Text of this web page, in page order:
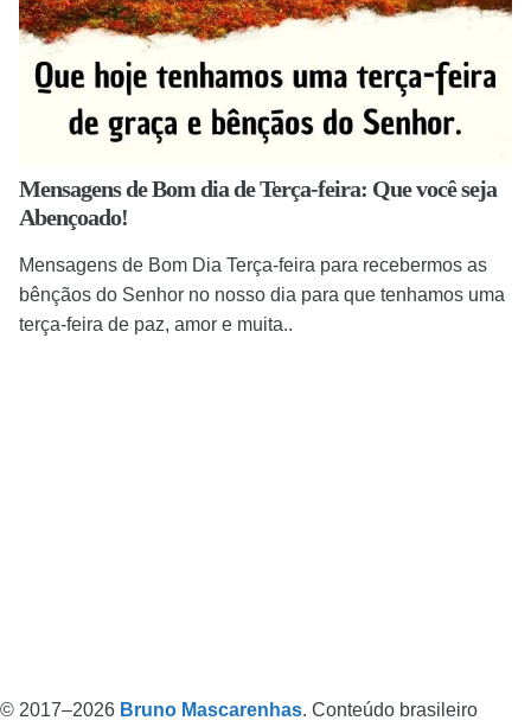
Mensagens de Bom dia de Terça-feira: Que você seja
Abençoado!
Mensagens de Bom Dia Terça-feira para recebermos as
bênçãos do Senhor no nosso dia para que tenhamos uma
terça-feira de paz, amor e muita..
© 2017–2026 Bruno Mascarenhas. Conteúdo brasileiro